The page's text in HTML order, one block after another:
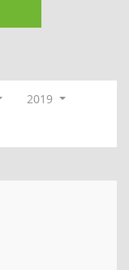
2019